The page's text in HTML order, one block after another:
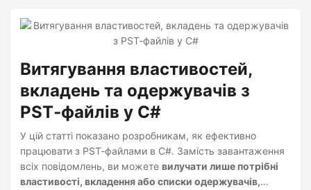
Витягування властивостей,
вкладень та одержувачів з
PST‑файлів у C#
У цій статті показано розробникам, як ефективно
працювати з PST‑файлами в C#. Замість завантаження
всіх повідомлень, ви можете вилучати лише потрібні
властивості, вкладення або списки одержувачів,